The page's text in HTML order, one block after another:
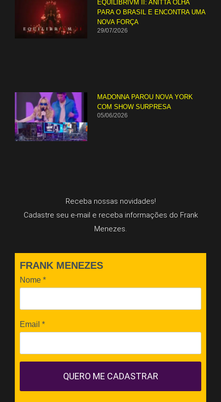
EQUILIBRIVM II: ANITTA OLHA
PARA O BRASIL E ENCONTRA UMA
NOVA FORÇA
29/07/2026
MADONNA PAROU NOVA YORK
COM SHOW SURPRESA
05/06/2026
Receba nossas novidades!
Cadastre seu e-mail e receba informações do Frank
Menezes.
FRANK MENEZES
Nome *
Email *
QUERO ME CADASTRAR